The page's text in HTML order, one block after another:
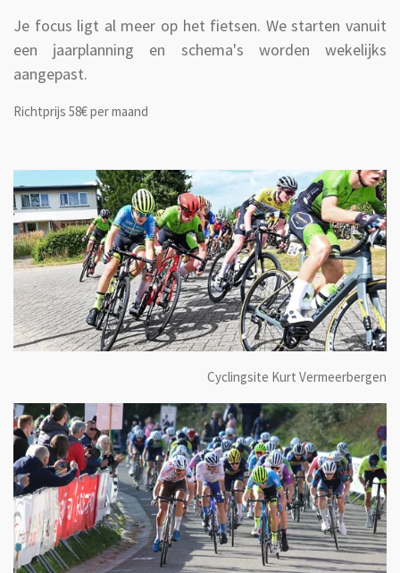
Je focus ligt al meer op het fietsen. We starten vanuit
een jaarplanning en schema's worden wekelijks
aangepast.
Richtprijs 58€ per maand
Cyclingsite Kurt Vermeerbergen